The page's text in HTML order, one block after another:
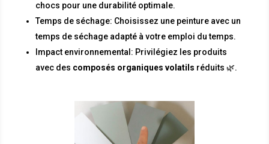
chocs pour une durabilité optimale.
Temps de séchage: Choisissez une peinture avec un
temps de séchage adapté à votre emploi du temps.
Impact environnemental: Privilégiez les produits
avec des composés organiques volatils réduits 🌿.